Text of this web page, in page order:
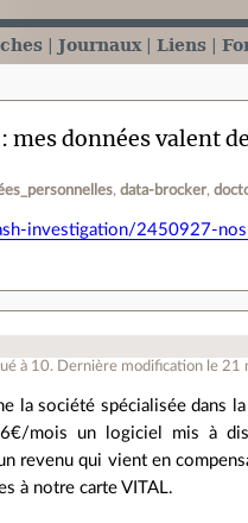
Journaux Liens
données valent
data-brocker
investigation/2450927-
à 10. Dernière modification le 21
la société spécialisée dans
mois un logiciel mis à
revenu qui vient en
à notre carte VITAL.